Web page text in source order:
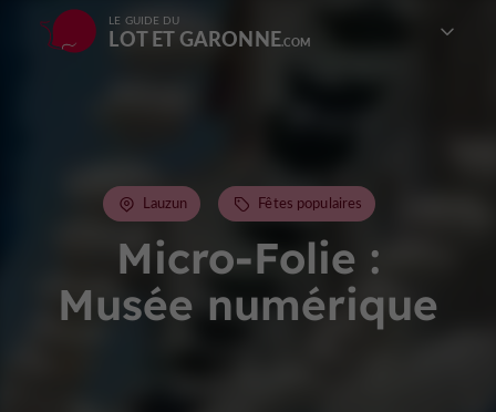
LE GUIDE DU
LOT ET GARONNE
Micro-Folie :
Musée numérique
Lauzun Fêtes populaires